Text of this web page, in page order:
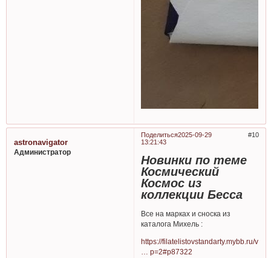
Поделиться 10
2025-09-29
13:21:43
astronavigator
Администратор
Новинки по теме
Космический
Космос из
коллекции Бесса
Все на марках и сноска из
каталога Михель :
https://filatelistovstandarty.mybb.ru/v
… p=2#p87322